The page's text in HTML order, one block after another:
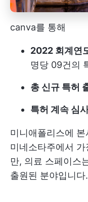
canva를 통해
2022 회계연
명당 09건의
총 신규 특허
특허 계속 심
미니애폴리스에
미네소타주에서
만, 의료 스페이스
출원된 분야입니다.